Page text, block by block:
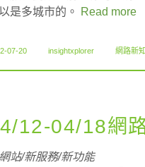
是多城市的。
Read more
07-20 insightxplorer 網路新知
12-04/18網
站/新服務/新功能